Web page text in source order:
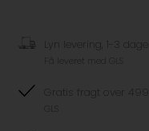
Lyn levering, 1-3 dage
Få leveret med GLS
Gratis fragt over 499,-